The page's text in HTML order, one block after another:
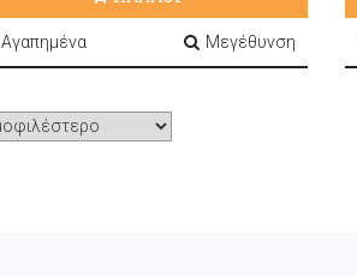
Αγαπημένα Μεγέθυνση